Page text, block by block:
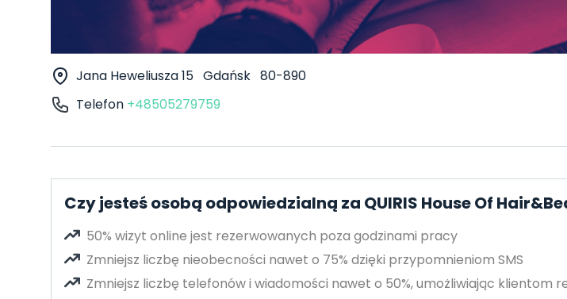
Jana Heweliusza 15 Gdańsk 80-890
Telefon +48505279759
Czy jesteś osobą odpowiedzialną za QUIRIS House Of
50% wizyt online jest rezerwowanych poza godzinami pracy
Zmniejsz liczbę nieobecności nawet o 75% dzięki przypomnieniom SMS
Zmniejsz liczbę telefonów i wiadomości nawet o 50%, umożliwiając klientom